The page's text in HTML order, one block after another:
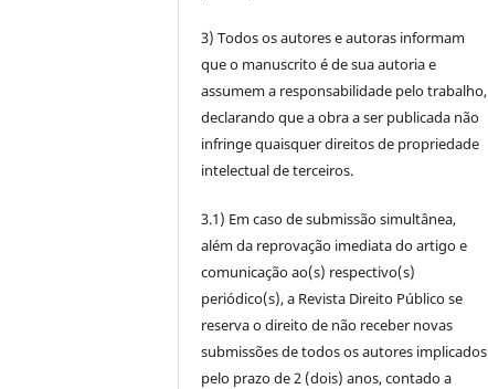
3) Todos os autores e autoras informam
que o manuscrito é de sua autoria e
assumem a responsabilidade pelo trabalho,
declarando que a obra a ser publicada não
infringe quaisquer direitos de propriedade
intelectual de terceiros.
3.1) Em caso de submissão simultânea,
além da reprovação imediata do artigo e
comunicação ao(s) respectivo(s)
periódico(s), a Revista Direito Público se
reserva o direito de não receber novas
submissões de todos os autores implicados
pelo prazo de 2 (dois) anos, contado a